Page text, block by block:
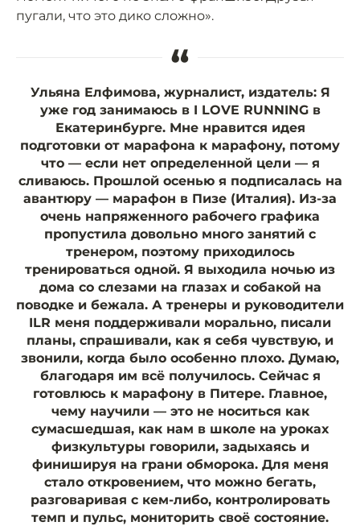
пугали, что это дико сложно».
“
Ульяна Елфимова, журналист, издатель:Я
уже год занимаюсь в I LOVE RUNNING в
Екатеринбурге. Мне нравится идея
подготовки от марафона к марафону, потому
что — если нет определенной цели — я
сливаюсь. Прошлой осенью я подписалась на
авантюру — марафон в Пизе (Италия). Из-за
очень напряженного рабочего графика
пропустила довольно много занятий с
тренером, поэтому приходилось
тренироваться одной. Я выходила ночью из
дома со слезами на глазах и собакой на
поводке и бежала. А тренеры и руководители
ILR меня поддерживали морально, писали
планы, спрашивали, как я себя чувствую, и
звонили, когда было особенно плохо. Думаю,
благодаря им всё получилось. Сейчас я
готовлюсь к марафону в Питере. Главное,
чему научили — это не носиться как
сумасшедшая, как нам в школе на уроках
физкультуры говорили, задыхаясь и
финишируя на грани обморока. Для меня
стало откровением, что можно бегать,
разговаривая с кем-либо, контролировать
темп и пульс, мониторить своё состояние.